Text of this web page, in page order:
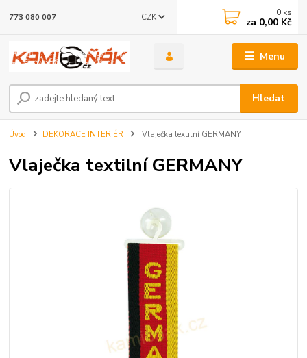
Menu
CZK
Hledat
773 080 007 0 ks
za 0,00 Kč
Úvod DEKORACE INTERIÉR Vlaječka textilní GERMANY
Vlaječka textilní GERMANY